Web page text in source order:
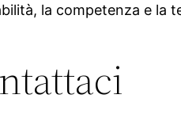
la competenza e